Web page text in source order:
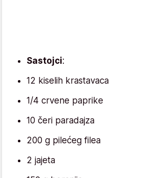
Sastojci:
12 kiselih krastavaca
1/4 crvene paprike
10 čeri paradajza
200 g pilećeg filea
2 jajeta